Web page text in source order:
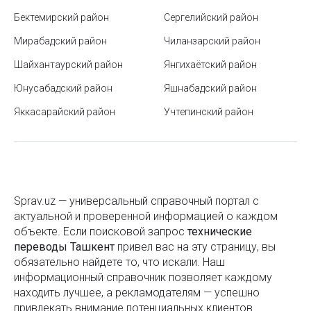
в Узбекистане
Справка с места работы: образец, правила
оформления и сроки действия
Как выбрать парфюм
Какие бывают виды мёда и чем они отличаются
Узбекский национальный академический
драматический театр в Ташкенте
Что означают значки «BIO», «ORGANIC», «ECO» на
продуктах
Как увлажнить воздух в комнате подручными
Бектемирский район
Мирабадский район
Сергелийский район
Чиланзарский район
Шайхантаурский район
Юнусабадский район
Яккасарайский район
Янгихаётский район
Яшнабадский район
Учтепинский район
Sprav.uz — универсальный справочный портал с
актуальной и проверенной информацией о каждом
объекте. Если поисковой запроc технические
переводы Ташкент привел вас на эту страницу, вы
обязательно найдете то, что искали. Наш
информационный справочник позволяет каждому
находить лучшее, а рекламодателям — успешно
привлекать внимание потенциальных клиентов.